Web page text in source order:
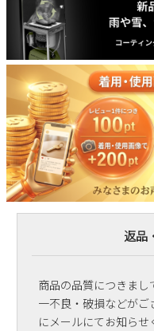
返品
商品の品質につきま
一不良・破損などが
にメールにてお知らせ